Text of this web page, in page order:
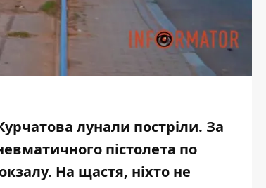
лунали постріли. За
пістолета по
На щастя, ніхто не